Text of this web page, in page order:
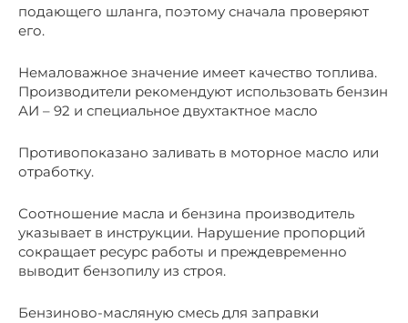
подающего шланга, поэтому сначала проверяют
его.
Немаловажное значение имеет качество топлива.
Производители рекомендуют использовать бензин
АИ – 92 и специальное двухтактное масло
Противопоказано заливать в моторное масло или
отработку.
Соотношение масла и бензина производитель
указывает в инструкции. Нарушение пропорций
сокращает ресурс работы и преждевременно
выводит бензопилу из строя.
Бензиново-масляную смесь для заправки